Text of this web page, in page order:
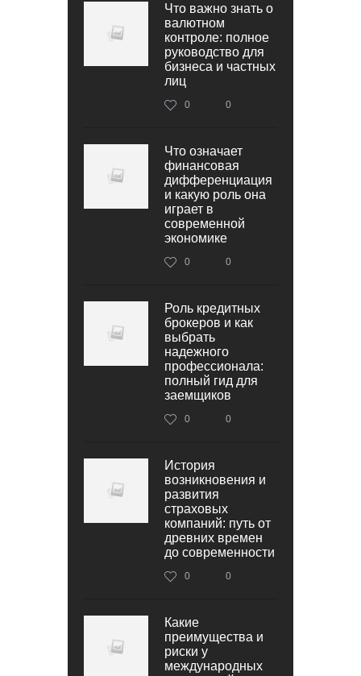
Что важно знать о
валютном
контроле: полное
руководство для
бизнеса и частных
лиц
0 0
Что означает
финансовая
дифференциация
и какую роль она
играет в
современной
экономике
0 0
Роль кредитных
брокеров и как
выбрать
надежного
профессионала:
полный гид для
заемщиков
0 0
История
возникновения и
развития
страховых
компаний: путь от
древних времен
до современности
0 0
Какие
преимущества и
риски у
международных